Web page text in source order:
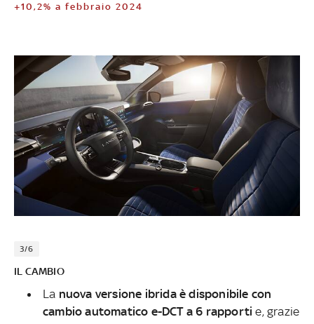
+10,2% a febbraio 2024
3/6
IL CAMBIO
La nuova versione ibrida è disponibile con
cambio automatico e-DCT a 6 rapporti e, grazie